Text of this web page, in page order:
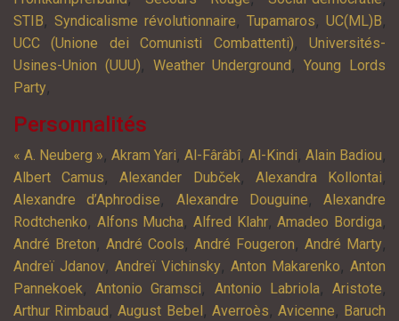
STIB, Syndicalisme révolutionnaire, Tupamaros, UC(ML)B,
UCC (Unione dei Comunisti Combattenti),Universités-
Usines-Union (UUU), Weather Underground ,Young Lords
Party,
Personnalités
« A. Neuberg », Akram Yari, Al-Fârâbî, Al-Kindi, Alain Badiou,
Albert Camus,Alexander Dubček, Alexandra Kollontai,
Alexandre d’Aphrodise, Alexandre Douguine, Alexandre
Rodtchenko, Alfons Mucha,Alfred Klahr,Amadeo Bordiga,
André Breton, André Cools, André Fougeron, André Marty,
Andreï Jdanov, Andreï Vichinsky, Anton Makarenko, Anton
Pannekoek,Antonio Gramsci, Antonio Labriola,Aristote,
Arthur Rimbaud ,August Bebel , Averroès, Avicenne, Baruch